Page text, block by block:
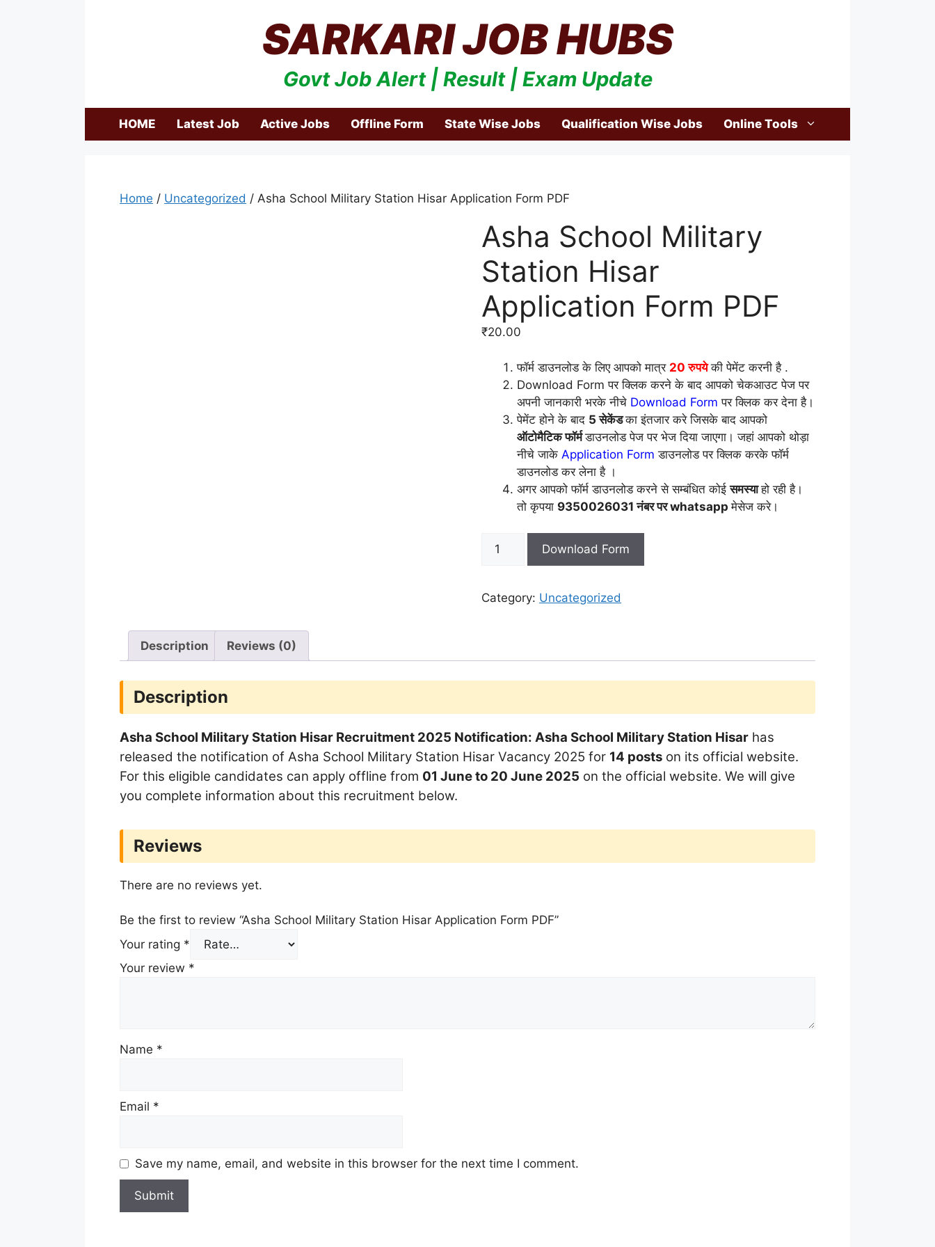
SARKARI JOB HUBS
Govt Job Alert | Result | Exam Update
HOME Latest Job Active Jobs Offline Form State Wise Jobs Qualification Wise Jobs Online Tools
Home / Uncategorized / Asha School Military Station Hisar Application Form PDF
Asha School Military
Station Hisar
Application Form PDF
₹20.00
फॉर्म डाउनलोड के लिए आपको मात्र 20 रुपयेकी पेमेंट करनी है .
Download Form पर क्लिक करने के बाद आपको चेकआउट पेज पर
अपनी जानकारी भरके नीचे Download Form पर क्लिक कर देना है।
​पेमेंट होने के बाद 5 सेकेंडका इंतजार करे जिसके बाद आपको
ऑटोमैटिक फॉर्मडाउनलोड पेज पर भेज दिया जाएगा। जहां आपको थोड़ा
नीचे जाके Application Form डाउनलोड पर क्लिक करके फॉर्म
डाउनलोड कर लेना है ।
अगर आपको फॉर्म डाउनलोड करने से सम्बंधित कोईसमस्याहो रही है।
तो कृपया 9350026031 नंबर पर whatsappमेसेज करे।
Asha
Station
PDF
quantity
Download Form
Category: Uncategorized
Description Reviews (0)
Description
Asha School Military Station Hisar Recruitment 2025 Notification: Asha School Military Station Hisar has
released the notification of Asha School Military Station Hisar Vacancy 2025 for 14 posts on its official website.
For this eligible candidates can apply offline from 01 June to 20 June 2025 on the official website. We will give
you complete information about this recruitment below.
Reviews
There are no reviews yet.
Be the first to review “Asha School Military Station Hisar Application Form PDF”
Your rating *
Your review *
Name *
Email *
Save my name, email, and website in this browser for the next time I comment.